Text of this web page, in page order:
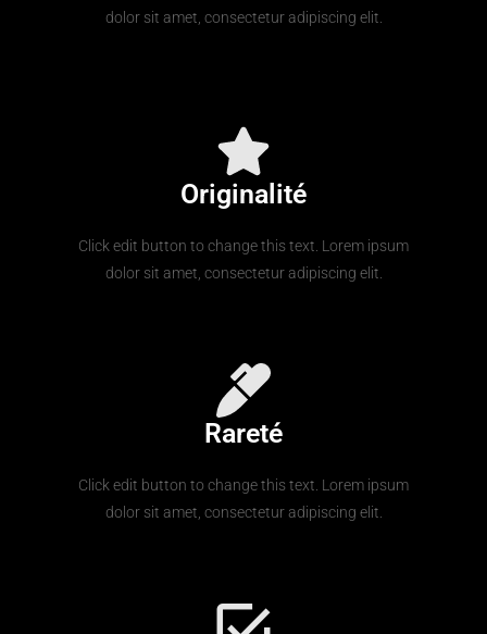
dolor sit amet, consectetur adipiscing elit.
Originalité
Click edit button to change this text. Lorem ipsum
dolor sit amet, consectetur adipiscing elit.
Rareté
Click edit button to change this text. Lorem ipsum
dolor sit amet, consectetur adipiscing elit.